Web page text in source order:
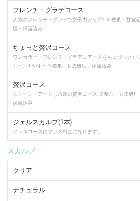
フレンチ・グラデコース
人気のフレンチ・グラデで女子力アップ♪ ※整爪・甘皮
理・保湿込み
ちょっと贅沢コース
ワンカラー・フレンチ・グラデにアートをちょぴっと♪+
トーン4本付き ※整爪・甘皮処理・保湿込み
贅沢コース
ストーン・アートし放題の贅沢コース ※整爪・甘皮処理
保湿込み
ジェルスカルプ(1本)
ジェルコースにプラス料金になります。
スカルプ
クリア
ナチュラル